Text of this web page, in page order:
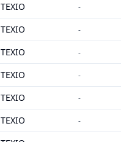
TEXIO -
TEXIO -
TEXIO -
TEXIO -
TEXIO -
TEXIO -